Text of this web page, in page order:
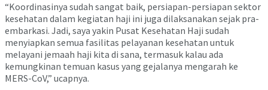
“Koordinasinya sudah sangat baik, persiapan-persiapan sektor
kesehatan dalam kegiatan haji ini juga dilaksanakan sejak pra-
embarkasi. Jadi, saya yakin Pusat Kesehatan Haji sudah
menyiapkan semua fasilitas pelayanan kesehatan untuk
melayani jemaah haji kita di sana, termasuk kalau ada
kemungkinan temuan kasus yang gejalanya mengarah ke
MERS-CoV,” ucapnya.